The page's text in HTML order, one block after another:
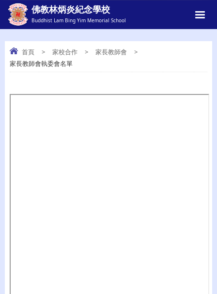
佛教林炳炎紀念學校
Buddhist Lam Bing Yim Memorial School
首頁 > 家校合作 > 家長教師會
>
家長教師會執委會名單